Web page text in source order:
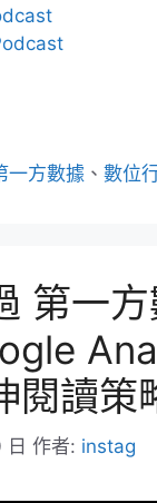
一方數據 、數位
第一
閱讀策
日 作者: instag